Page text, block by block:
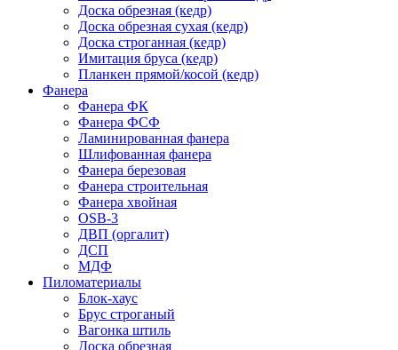
Доска обрезная (кедр)
Доска обрезная сухая (кедр)
Доска строганная (кедр)
Имитация бруса (кедр)
Планкен прямой/косой (кедр)
Фанера
Фанера ФК
Фанера ФСФ
Ламинированная фанера
Шлифованная фанера
Фанера березовая
Фанера строительная
Фанера хвойная
OSB-3
ДВП (оргалит)
ДСП
МДФ
Пиломатериалы
Блок-хаус
Брус строганый
Вагонка штиль
Доска обрезная